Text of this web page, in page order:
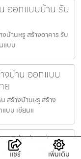
ออกแบบบ้าน รับ
บ้านหรู สร้างอาคาร รับ
แบบ
งบ้าน ออกแบบ
ย
สร้างบ้านหรู สร้าง
บบ เขียนแ
บริษัทรับสร้าง
รฐาน ไว้ใจได้ ไร้
แชร์ เพิ่มเติม